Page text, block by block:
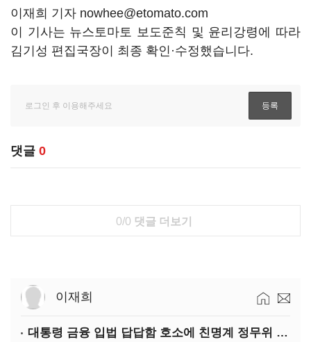
이재희 기자 nowhee@etomato.com
이 기사는 뉴스토마토 보도준칙 및 윤리강령에 따라
김기성 편집국장이 최종 확인·수정했습니다.
댓글 0
0/0 댓글 더보기
이재희
대통령 금융 입법 답답함 호소에 친명계 정무위 무더기 지원